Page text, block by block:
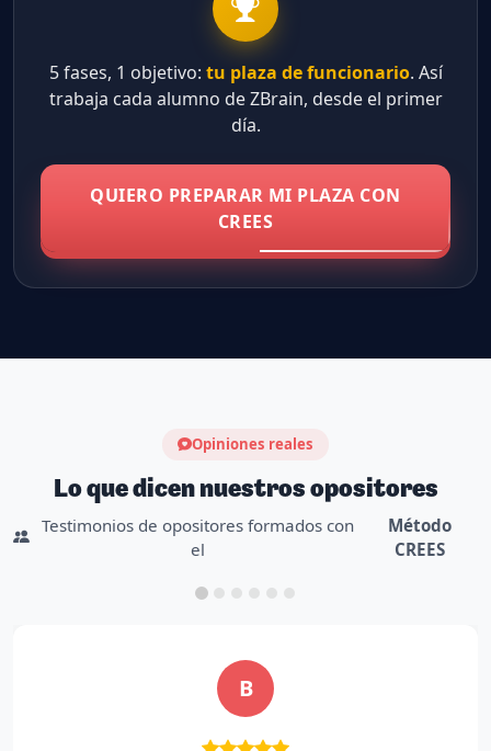
5 fases, 1 objetivo: tu plaza de funcionario. Así
trabaja cada alumno de ZBrain, desde el primer
día.
QUIERO PREPARAR MI PLAZA CON
CREES
Opiniones reales
Lo que dicen nuestros opositores
Testimonios de opositores formados con
el
Método
CREES
B